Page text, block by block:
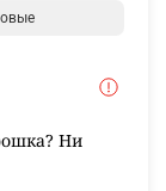
Ни